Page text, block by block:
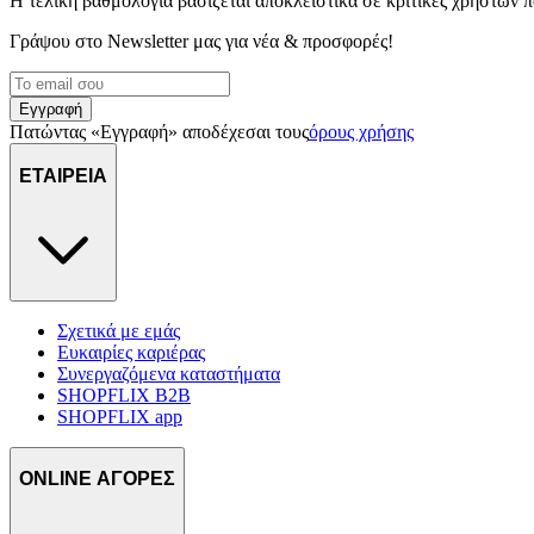
Γράψου στο Νewsletter μας για νέα & προσφορές!
Εγγραφή
Πατώντας «Εγγραφή» αποδέχεσαι τουςόρους χρήσης
ΕΤΑΙΡΕΙΑ
Σχετικά με εμάς
Ευκαιρίες καριέρας
Συνεργαζόμενα καταστήματα
SHOPFLIX B2B
SHOPFLIX app
ONLINE ΑΓΟΡΕΣ